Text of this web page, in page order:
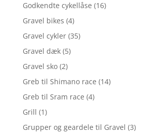
Godkendte cykellåse (16)
Gravel bikes (4)
Gravel cykler (35)
Gravel dæk (5)
Gravel sko (2)
Greb til Shimano race (14)
Greb til Sram race (4)
Grill (1)
Grupper og geardele til Gravel (3)